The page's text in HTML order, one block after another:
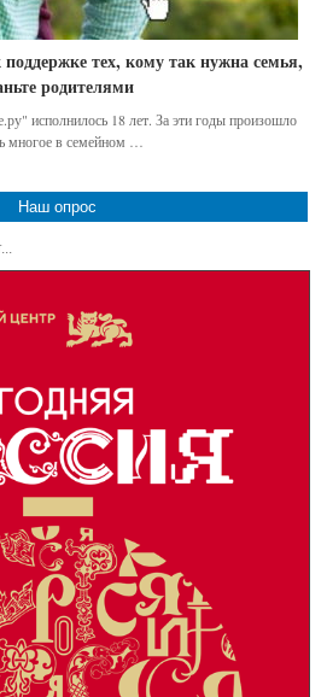
тех, кому так нужна семья,
родителями
исполнилось 18 лет. За эти годы произошло
многое в семейном …
Наш опрос